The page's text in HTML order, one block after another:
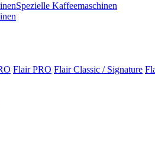
Spezielle Kaffeemaschinen
Flair PRO Flair Classic / Signature